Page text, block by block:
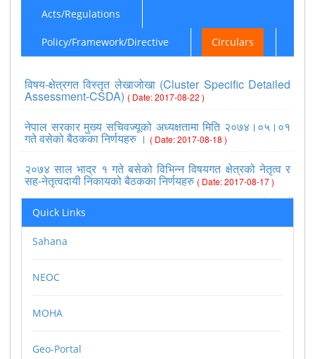
Acts/Regulations
Policy/Framework/Directive Circulars
विषय-क्षेत्रगत विस्तृत लेखाजोखा (Cluster Specific Detailed
Assessment-CSDA) ( Date: 2017-08-22 )
नेपाल सरकार मुख्य सचिवज्यूको अध्यक्षतामा मिति २०७४।०५।०१
गते वसेको बैठकका निर्णयहरु । ( Date: 2017-08-18 )
२०७४ साल भाद्र १ गते बसेको विभिन्न विषयगत क्षेत्रको नेतृत्व र
सह-नेतृत्वदायी निकायको बैठकका निर्णयहरु ( Date: 2017-08-17 )
>>view all
Quick Links
Sahana
NEOC
MOHA
Geo-Portal